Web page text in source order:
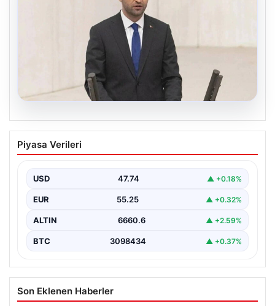
07.08.2026
AKP’li isimden skandal sözler! Barınma
sorunundan gençleri sorumlu tuttu
Sorunu ve Gençlerin Sorumluluğu Üzerine Tartışmalar",
"content":…
Piyasa Verileri
USD 47.74 ▲ +0.18%
EUR 55.25 ▲ +0.32%
ALTIN 6660.6 ▲ +2.59%
BTC 3098434 ▲ +0.37%
Son Eklenen Haberler